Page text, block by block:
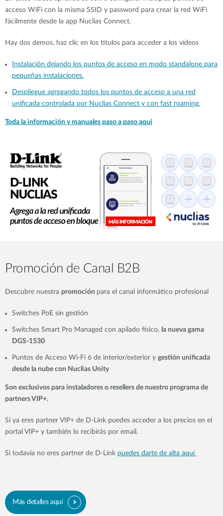
acceso WiFi con la misma SSID y password para crear la red WiFi
fácilmente desde la app Nuclias Connect.
Hay dos demos, haz clic en los títulos para acceder a los vídeos
Instalación dejando los puntos de acceso en modo standalone para
pequeñas instalaciones.
Despliegue agregando todos los puntos de acceso a una red
unificada controlada por Nuclias Connect y con fast roaming.
Toda la información y manuales paso a paso aquí
Promoción de Canal B2B
Descubre nuestra promoción para el canal informático profesional
Switches PoE sin gestión
Switches Smart Pro Managed con apilado físico, la nueva gama
DGS-1530
Puntos de Acceso Wi-Fi 6 de interior/exterior y gestión unificada
desde la nube con Nuclias Unity
Son exclusivos para instaladores o resellers de nuestro programa de
partners VIP+.
Si ya eres partner VIP+ de D-Link puedes acceder a los precios en el
portal VIP+ y también lo recibirás por email.
Si todavía no eres partner de D-Link puedes darte de alta aquí
Más detalles aquí